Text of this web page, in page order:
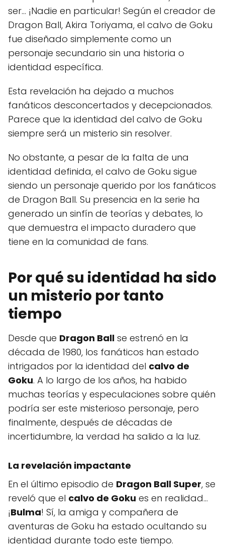
ser... ¡Nadie en particular! Según el creador de
Dragon Ball, Akira Toriyama, el calvo de Goku
fue diseñado simplemente como un
personaje secundario sin una historia o
identidad específica.
Esta revelación ha dejado a muchos
fanáticos desconcertados y decepcionados.
Parece que la identidad del calvo de Goku
siempre será un misterio sin resolver.
No obstante, a pesar de la falta de una
identidad definida, el calvo de Goku sigue
siendo un personaje querido por los fanáticos
de Dragon Ball. Su presencia en la serie ha
generado un sinfín de teorías y debates, lo
que demuestra el impacto duradero que
tiene en la comunidad de fans.
Por qué su identidad ha sido
un misterio por tanto
tiempo
Desde que Dragon Ball se estrenó en la
década de 1980, los fanáticos han estado
intrigados por la identidad del calvo de
Goku. A lo largo de los años, ha habido
muchas teorías y especulaciones sobre quién
podría ser este misterioso personaje, pero
finalmente, después de décadas de
incertidumbre, la verdad ha salido a la luz.
La revelación impactante
En el último episodio de Dragon Ball Super, se
reveló que el calvo de Goku es en realidad...
¡Bulma! Sí, la amiga y compañera de
aventuras de Goku ha estado ocultando su
identidad durante todo este tiempo.